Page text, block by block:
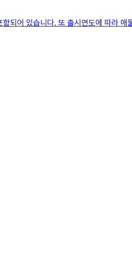
어 있습니다. 또 출시연도에 따라 매